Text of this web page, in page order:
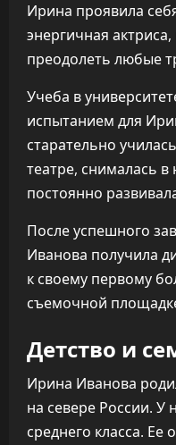
Ирина проявила
энергичная
преодолеть любые
Учеба в
испытанием для
старательно
театре, снималась
постоянно
После успешного
Иванова получила
к своему первому
съемочной
Детство и
Ирина Иванова
на севере России.
среднего класса.